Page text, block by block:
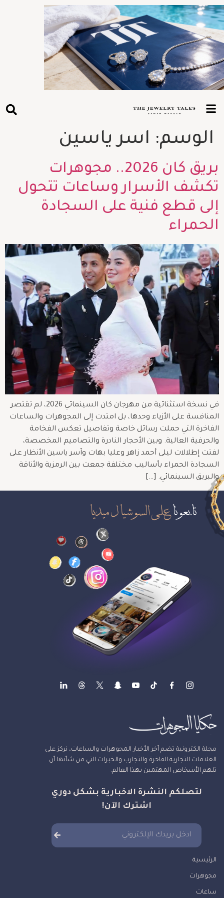
الوسم: اسر ياسين
بريق كان 2026.. مجوهرات
تكشف الأسرار وساعات تتحول
إلى قطع فنية على السجادة
الحمراء
في نسخة استثنائية من مهرجان كان السينمائي 2026، لم تقتصر
المنافسة على الأزياء وحدها، بل امتدت إلى المجوهرات والساعات
الفاخرة التي حملت رسائل خاصة وتفاصيل تعكس الفخامة
والحرفية العالية. وبين الأحجار النادرة والتصاميم المخصصة،
لفتت إطلالات ليلى أحمد زاهر وعليا بهات وآسر ياسين الأنظار على
السجادة الحمراء بأساليب مختلفة جمعت بين الرمزية والأناقة
والبريق السينمائي. […]
تابعوناعلى السوشيال ميديا
مجلة الكترونية تضم آخر الأخبار المجوهرات والساعات، نركز على
العلامات التجارية الفاخرة والتجارب والخبرات التي من شأنها أن
تلهم الأشخاص المهتمين بهذا العالم.
لتصلكم النشرة الاخبارية بشكل دوري
اشترك الآن!
الرئيسية
مجوهرات
ساعات